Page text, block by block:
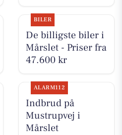
BILER
De billigste biler i
Mårslet - Priser fra
47.600 kr
ALARM112
Indbrud på
Mustrupvej i
Mårslet